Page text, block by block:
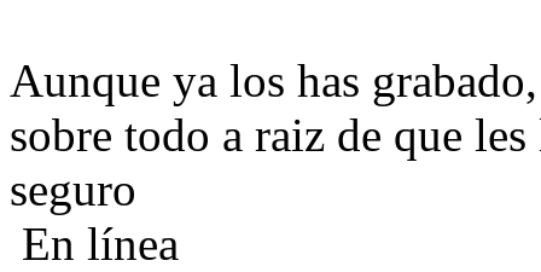
Aunque ya los has
sobre todo a raiz de que
seguro
En línea